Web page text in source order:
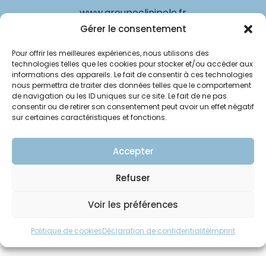
Gérer le consentement
Pour offrir les meilleures expériences, nous utilisons des
technologies telles que les cookies pour stocker et/ou accéder aux
informations des appareils. Le fait de consentir à ces technologies
nous permettra de traiter des données telles que le comportement
de navigation ou les ID uniques sur ce site. Le fait de ne pas
consentir ou de retirer son consentement peut avoir un effet négatif
sur certaines caractéristiques et fonctions.
Accepter
Refuser
Voir les préférences
Politique de cookiesDéclaration de confidentialitéImprint
www.groupeclinipole.fr
© Clinipole
Annuaire praticiens
Presse
Plan du site
Mentions légales